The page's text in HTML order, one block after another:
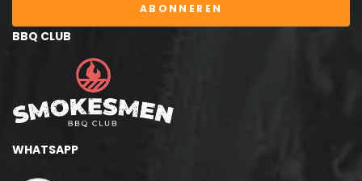
ABONNEREN
BBQ CLUB
WHATSAPP